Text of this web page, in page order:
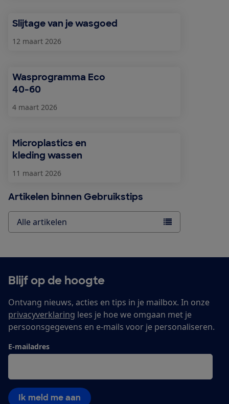
Slijtage van je wasgoed
12 maart 2026
Wasprogramma Eco
40-60
4 maart 2026
Microplastics en
kleding wassen
11 maart 2026
Artikelen binnen Gebruikstips
Alle artikelen
Blijf op de hoogte
Ontvang nieuws, acties en tips in je mailbox. In onze
privacyverklaring lees je hoe we omgaan met je
persoonsgegevens en e-mails voor je personaliseren.
E-mailadres
Ik meld me aan